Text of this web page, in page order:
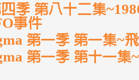
季 第八十二集
事件
第一季 第一集~
第一季 第十一集